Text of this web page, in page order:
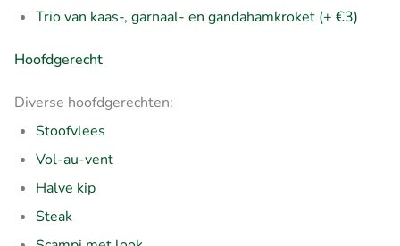
Trio van kaas-, garnaal- en gandahamkroket (+ €3)
Hoofdgerecht
Diverse hoofdgerechten:
Stoofvlees
Vol-au-vent
Halve kip
Steak